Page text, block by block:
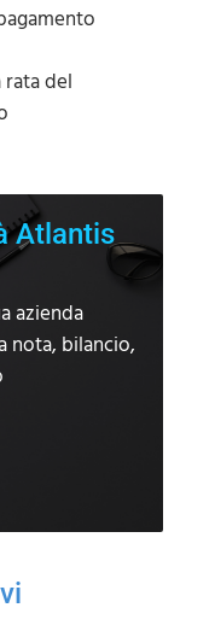
del
Atlantis
azienda
nota, bilancio,